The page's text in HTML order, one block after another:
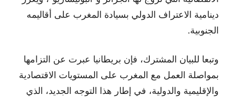
دينامية الاعتراف الدولي بسيادة المغرب على أقاليمه
الجنوبية.
وتبعا للبيان المشترك، فإن بريطانيا عبرت عن التزامها
بمواصلة العمل مع المغرب على المستويات الاقتصادية
والإقليمية والدولية، في إطار هذا التوجه الجديد، الذي